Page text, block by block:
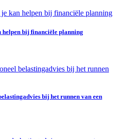
helpen bij financiële planning
bij het runnen van een